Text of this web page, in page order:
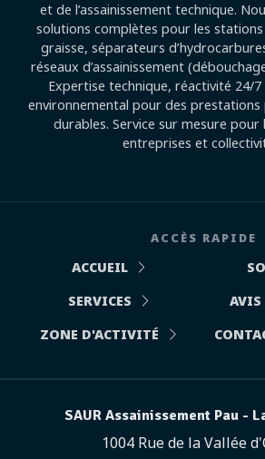
et de l’assainissement technique.
solutions complètes pour les stations
graisse, séparateurs
réseaux d’assainissement
Expertise technique, réactivité 24/
environnemental pour des prestations
durables. Service sur mesure pour
entreprises et
ACCÈS RAPIDE
ACCUEIL
SERVICES
AVIS
ZONE D'ACTIVITÉ
SAUR Assainissement Pau -
1004 Rue de la Vallée